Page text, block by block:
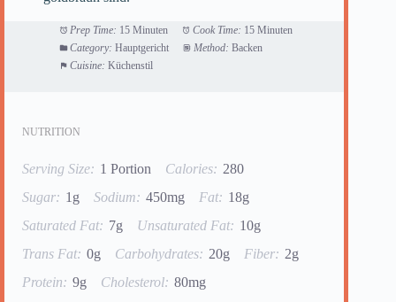
Prep Time: 15 Minuten Cook Time: 15 Minuten
Category: Hauptgericht Method: Backen
Cuisine: Küchenstil
NUTRITION
Serving Size: 1 Portion Calories: 280
Sugar: 1g Sodium: 450mg Fat: 18g
Saturated Fat: 7g Unsaturated Fat: 10g
Trans Fat: 0g Carbohydrates: 20g Fiber: 2g
Protein: 9g Cholesterol: 80mg